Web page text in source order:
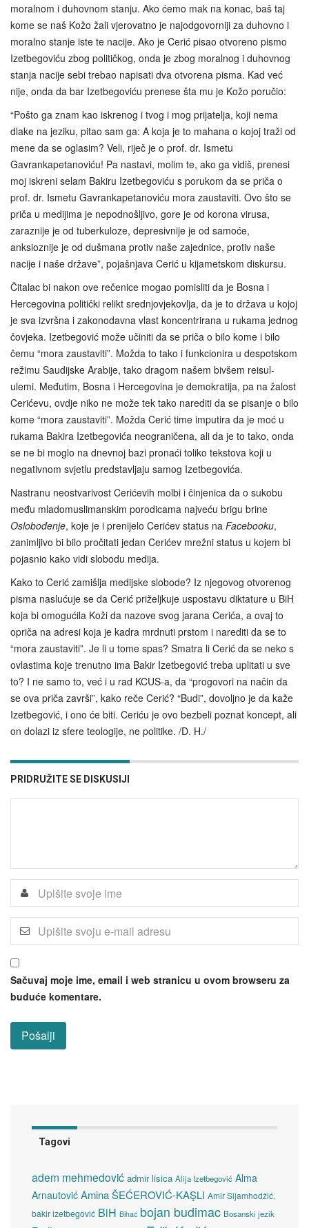
moralnom i duhovnom stanju. Ako ćemo mak na konac, baš taj
kome se naš Kožo žali vjerovatno je najodgovorniji za duhovno i
moralno stanje iste te nacije. Ako je Cerić pisao otvoreno pismo
Izetbegoviću zbog političkog, onda je zbog moralnog i duhovnog
stanja nacije sebi trebao napisati dva otvorena pisma. Kad već
nije, onda da bar Izetbegoviću prenese šta mu je Kožo poručio:
“Pošto ga znam kao iskrenog i tvog i mog prijatelja, koji nema
dlake na jeziku, pitao sam ga: A koja je to mahana o kojoj traži od
mene da se oglasim? Veli, riječ je o prof. dr. Ismetu
Gavrankapetanoviću! Pa nastavi, molim te, ako ga vidiš, prenesi
moj iskreni selam Bakiru Izetbegoviću s porukom da se priča o
prof. dr. Ismetu Gavrankapetanoviću mora zaustaviti. Ovo što se
priča u medijima je nepodnošljivo, gore je od korona virusa,
zaraznije je od tuberkuloze, depresivnije je od samoće,
anksioznije je od dušmana protiv naše zajednice, protiv naše
nacije i naše države”, pojašnjava Cerić u kijametskom diskursu.
Čitalac bi nakon ove rečenice mogao pomisliti da je Bosna i
Hercegovina politički relikt srednjovjekovlja, da je to država u kojoj
je sva izvršna i zakonodavna vlast koncentrirana u rukama jednog
čovjeka. Izetbegović može učiniti da se priča o bilo kome i bilo
čemu “mora zaustaviti”. Možda to tako i funkcionira u despotskom
režimu Saudijske Arabije, tako dragom našem bivšem reisul-
ulemi. Međutim, Bosna i Hercegovina je demokratija, pa na žalost
Cerićevu, ovdje niko ne može tek tako narediti da se pisanje o bilo
kome “mora zaustaviti”. Možda Cerić time imputira da je moć u
rukama Bakira Izetbegovića neograničena, ali da je to tako, onda
se ne bi moglo na dnevnoj bazi pronaći toliko tekstova koji u
negativnom svjetlu predstavljaju samog Izetbegovića.
Nastranu neostvarivost Cerićevih molbi i činjenica da o sukobu
među mladomuslimanskim porodicama najveću brigu brine
Oslobođenje, koje je i prenijelo Cerićev status na Facebooku,
zanimljivo bi bilo pročitati jedan Cerićev mrežni status u kojem bi
pojasnio kako vidi slobodu medija.
Kako to Cerić zamišlja medijske slobode? Iz njegovog otvorenog
pisma naslućuje se da Cerić priželjkuje uspostavu diktature u BiH
koja bi omogućila Koži da nazove svog jarana Cerića, a ovaj to
opriča na adresi koja je kadra mrdnuti prstom i narediti da se to
“mora zaustaviti”. Je li u tome spas? Smatra li Cerić da se neko s
ovlastima koje trenutno ima Bakir Izetbegović treba uplitati u sve
to? I ne samo to, već i u rad KCUS-a, da “progovori na način da
se ova priča završi”, kako reče Cerić? “Budi”, dovoljno je da kaže
Izetbegović, i ono će biti. Ceriću je ovo bezbeli poznat koncept, ali
on dolazi iz sfere teologije, ne politike. /D. H./
PRIDRUŽITE SE DISKUSIJI
Sačuvaj moje ime, email i web stranicu u ovom browseru za
buduće komentare.
Tagovi
adem mehmedović admir lisica Alija Izetbegović Alma
Arnautović Amina ŠEĆEROVIĆ-KAŞLI Amir Sijamhodžić.
bakir izetbegović BiH Bihać bojan budimac Bosanski jezik